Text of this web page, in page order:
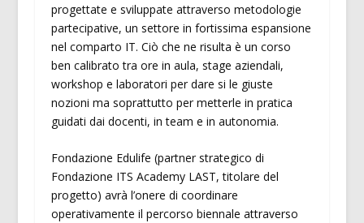
progettate e sviluppate attraverso metodologie
partecipative, un settore in fortissima espansione
nel comparto IT. Ciò che ne risulta è un corso
ben calibrato tra ore in aula, stage aziendali,
workshop e laboratori per dare si le giuste
nozioni ma soprattutto per metterle in pratica
guidati dai docenti, in team e in autonomia.
Fondazione Edulife (partner strategico di
Fondazione ITS Academy LAST, titolare del
progetto) avrà l’onere di coordinare
operativamente il percorso biennale attraverso